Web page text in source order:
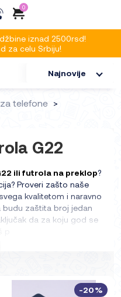
0
iznad 2500rsd!
za celu Srbiju!
Najnovije
telefone
G22
ili futrola na preklop?
Proveri zašto naše
kvalitetom i naravno
zaštita broj jedan
da za koju god se
-20%